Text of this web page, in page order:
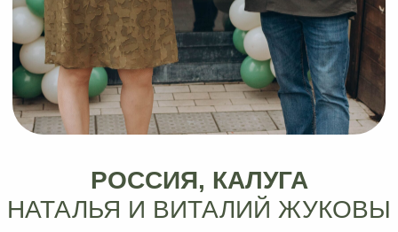
международным проектом сети, и
результаты не заставили себя долго
ждать:
Октябрь:
Выручка: 23 560 €
Сентябрь:
Чистая прибыль: 7 040 €